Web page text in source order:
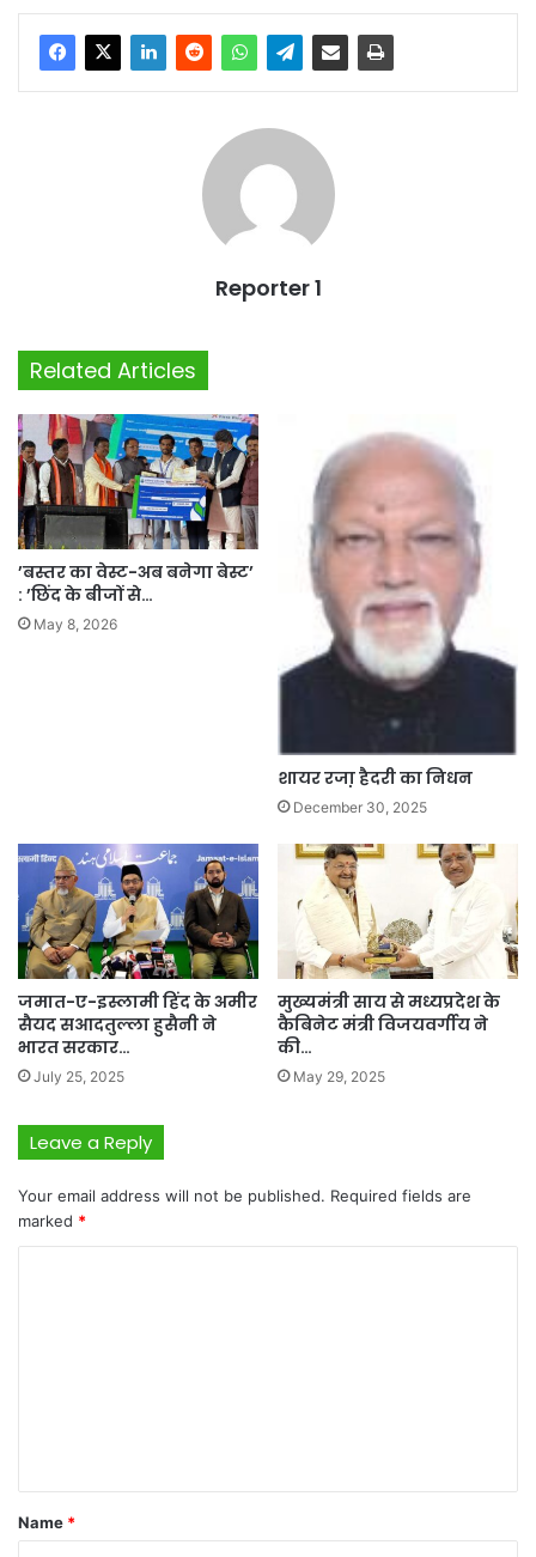
Reporter 1
Related Articles
’बस्तर का वेस्ट-अब बनेगा बेस्ट’
: ’छिंद के बीजों से…
May 8, 2026
शायर रजा़ हैदरी का निधन
December 30, 2025
जमात-ए-इस्लामी हिंद के अमीर
सैयद सआदतुल्ला हुसैनी ने
भारत सरकार…
July 25, 2025
मुख्यमंत्री साय से मध्यप्रदेश के
कैबिनेट मंत्री विजयवर्गीय ने
की…
May 29, 2025
Leave a Reply
Your email address will not be published. Required fields are
marked *
*
Name *